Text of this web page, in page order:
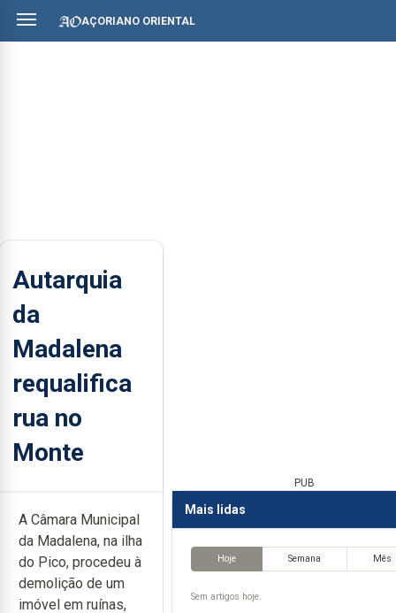
AÇORIANO ORIENTAL
Autarquia
da
Madalena
requalifica
rua no
Monte
A Câmara Municipal
da Madalena, na ilha
do Pico, procedeu à
demolição de um
imóvel em ruínas,
PUB
Mais lidas
Hoje Semana Mês
Sem artigos hoje.